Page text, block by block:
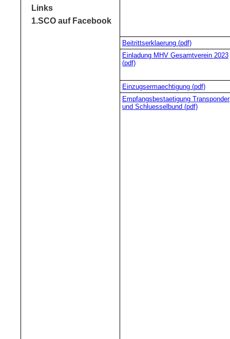
Links
1.SCO auf Facebook
Beitrittserklaerung (pdf)
Einladung MHV Gesamtverein 2023
(pdf)
Einzugsermaechtigung (pdf)
Empfangsbestaetigung Transponder
und Schluesselbund (pdf)